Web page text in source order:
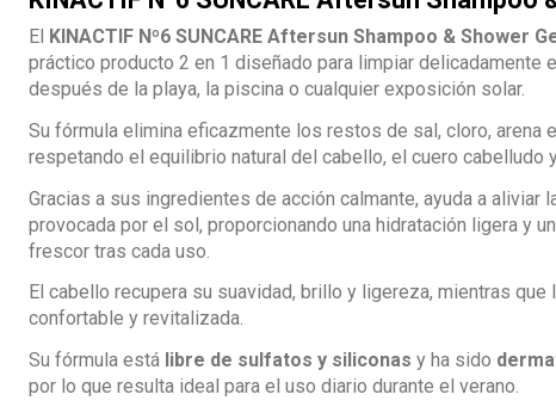
El KINACTIF Nº6 SUNCARE Aftersun Shampoo & Shower
práctico producto 2 en 1 diseñado para limpiar delicadamente
después de la playa, la piscina o cualquier exposición solar.
Su fórmula elimina eficazmente los restos de sal, cloro, arena
respetando el equilibrio natural del cabello, el cuero cabelludo
Gracias a sus ingredientes de acción calmante, ayuda a aliviar
provocada por el sol, proporcionando una hidratación ligera y
frescor tras cada uso.
El cabello recupera su suavidad, brillo y ligereza, mientras que
confortable y revitalizada.
Su fórmula está libre de sulfatos y siliconas y ha sido
por lo que resulta ideal para el uso diario durante el verano.